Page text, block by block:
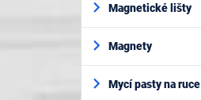
Magnetické lišty
Magnety
Mycí pasty na ruce